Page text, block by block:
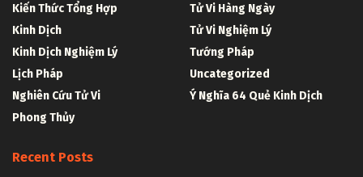
Kiến Thức Tổng Hợp
Kinh Dịch
Kinh Dịch Nghiệm Lý
Lịch Pháp
Nghiên Cứu Tử Vi
Phong Thủy
Tử Vi Hàng Ngày
Tử Vi Nghiệm Lý
Tướng Pháp
Uncategorized
Ý Nghĩa 64 Quẻ Kinh Dịch
Recent Posts